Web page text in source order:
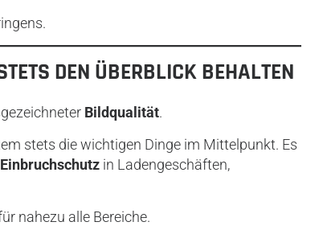
DEN ÜBERBLICK BEHALTEN
Bildqualität.
stets die wichtigen Dinge im Mittelpunkt. Es
Einbruchschutz in Ladengeschäften,
nahezu alle Bereiche.